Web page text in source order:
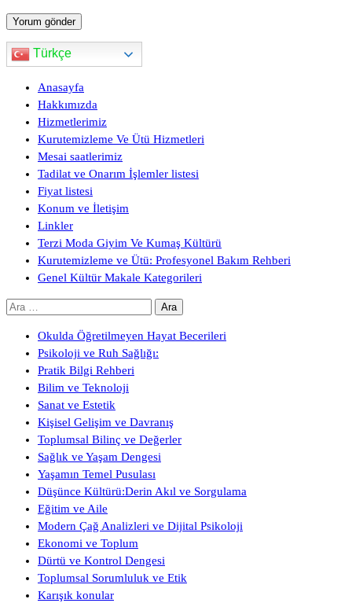
Türkçe
Anasayfa
Hakkımızda
Hizmetlerimiz
Kurutemizleme Ve Ütü Hizmetleri
Mesai saatlerimiz
Tadilat ve Onarım İşlemler listesi
Fiyat listesi
Konum ve İletişim
Linkler
Terzi Moda Giyim Ve Kumaş Kültürü
Kurutemizleme ve Ütü: Profesyonel Bakım Rehberi
Genel Kültür Makale Kategorileri
Arama:
Okulda Öğretilmeyen Hayat Becerileri
Psikoloji ve Ruh Sağlığı:
Pratik Bilgi Rehberi
Bilim ve Teknoloji
Sanat ve Estetik
Kişisel Gelişim ve Davranış
Toplumsal Bilinç ve Değerler
Sağlık ve Yaşam Dengesi
Yaşamın Temel Pusulası
Düşünce Kültürü:Derin Akıl ve Sorgulama
Eğitim ve Aile
Modern Çağ Analizleri ve Dijital Psikoloji
Ekonomi ve Toplum
Dürtü ve Kontrol Dengesi
Toplumsal Sorumluluk ve Etik
Karışık konular